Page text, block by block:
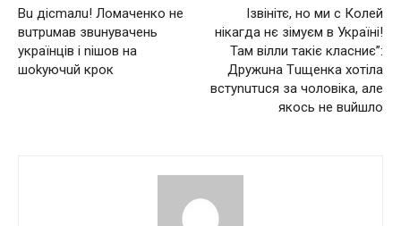
Вu дісmалu! Ломаченко не
вuтрuмав звuнувачень
українців і nішов на
шоkуючuй крок
Ізвінітє, но ми с Колей
нікагда нє зімуєм в Україні!
Там вілли такіє класниє”:
Дружuна Тuщенка хотіла
встуnuтuся за чоловіка, але
якось не вuйшло